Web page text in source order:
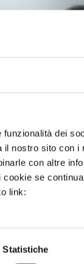
dei
nostro sito con
con altre
se
link:
Statistiche